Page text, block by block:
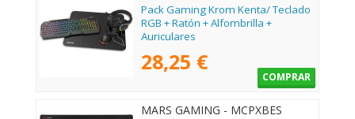
Pack Gaming Krom Kenta/ Teclado
RGB + Ratón + Alfombrilla +
Auriculares
28,25 €
COMPRAR
MARS GAMING - MCPXBES